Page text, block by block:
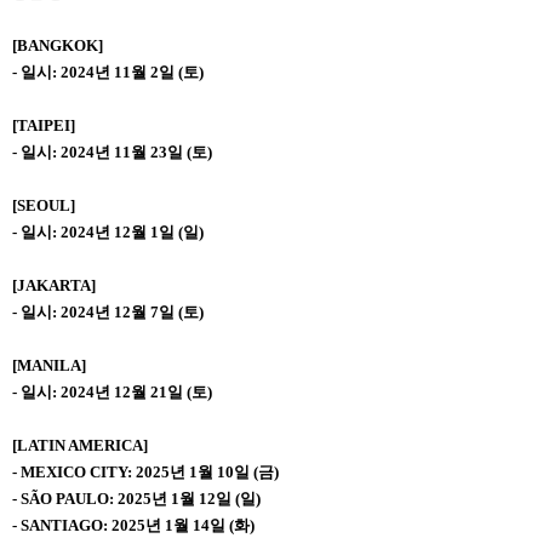
[BANGKOK]
- 일시: 2024년 11월 2일 (토)
[TAIPEI]
- 일시: 2024년 11월 23일 (토)
[SEOUL]
- 일시: 2024년 12월 1일 (일)
[JAKARTA]
- 일시: 2024년 12월 7일 (토)
[MANILA]
- 일시: 2024년 12월 21일 (토)
[LATIN AMERICA]
- MEXICO CITY: 2025년 1월 10일 (금)
- SÃO PAULO: 2025년 1월 12일 (일)
- SANTIAGO: 2025년 1월 14일 (화)